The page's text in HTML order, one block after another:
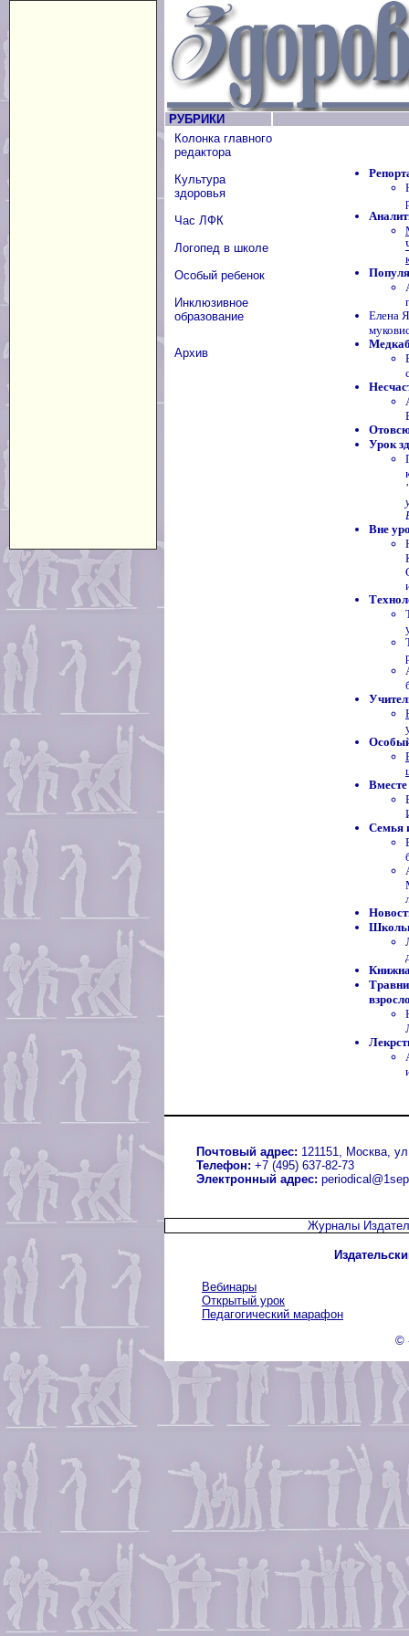
РУБРИКИ
Колонка главного
редактора
Культура
здоровья
Час ЛФК
Логопед в школе
Особый ребенок
Инклюзивное
образование
Архив
Елена
Урок
Вне
Семья
Почтовый адрес: 121151, Москва,
Телефон: +7 (495) 637-82-73
Электронный адрес:
Журналы
Вебинары
Открытый урок
Педагогический марафон
©